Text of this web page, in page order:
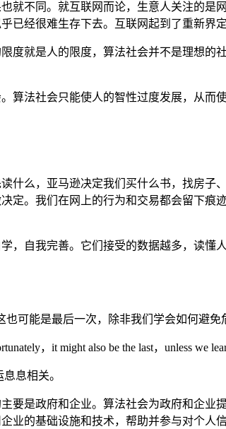
就不同。就互联网而论，生意人关注的是
经很难生存下去。互联网起到了重新界
度就是人的限度，算法社会并不是理想的
算法社会只能使人的智性过度发展，从
什么，亚马逊决定我们买什么书，找房
定。我们在网上的行为和交易都会留下痕
，自我完善。它们接受的数据越多，读
可能是最后一次，除非我们学会如何避免
，it might also be the last，unless we
息相关。
要是政府和企业。算法社会为政府和企
业的基础设施和技术，帮助并参与对个人